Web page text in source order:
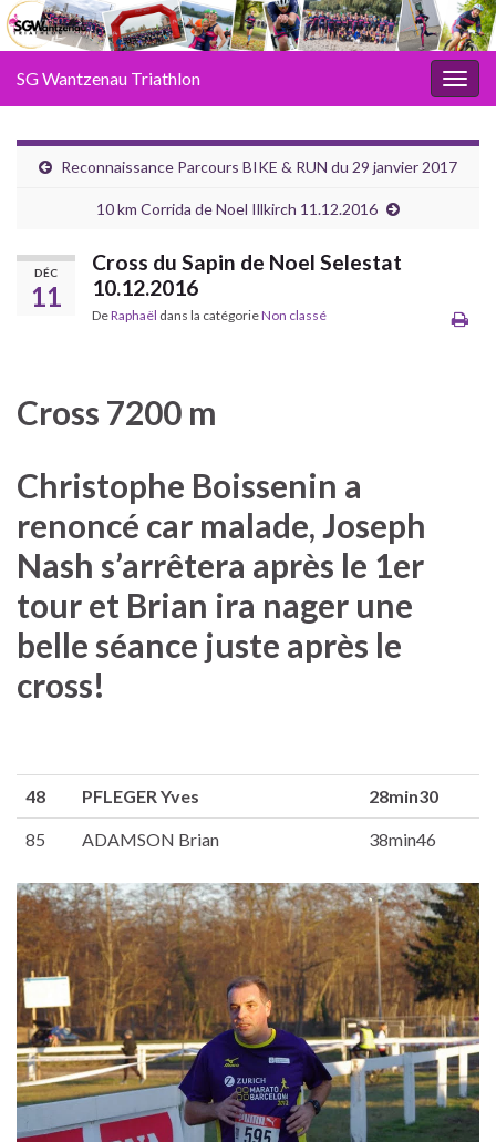
SG Wantzenau Triathlon
Reconnaissance Parcours BIKE & RUN du 29 janvier 2017
10 km Corrida de Noel Illkirch 11.12.2016
DÉC
11
Cross du Sapin de Noel Selestat
10.12.2016
DeRaphaël dans la catégorieNon classé
Cross 7200 m
Christophe Boissenin a
renoncé car malade, Joseph
Nash s’arrêtera après le 1er
tour et Brian ira nager une
belle séance juste après le
cross!
48 PFLEGER Yves 28min30
85 ADAMSON Brian 38min46